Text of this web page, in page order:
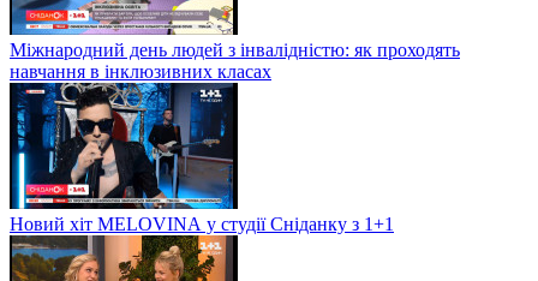
Міжнародний день людей з інвалідністю: як проходять
навчання в інклюзивних класах
Новий хіт MELOVINА у студії Сніданку з 1+1